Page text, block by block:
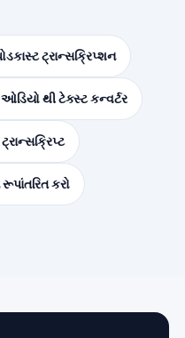
ટ્રાન્સક્રિપ્શન
થી ટેક્સ્ટ કન્વર્ટર
કરો